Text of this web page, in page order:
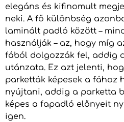
elegáns és kifinomult
neki. A fő különbség
laminált padló között –
használják – az, hogy míg
fából dolgozzák fel, addig
utánzata. Ez azt jelenti,
parketták képesek a fához
nyújtani, addig a parketta
képes a fapadló előnyeit
igen.